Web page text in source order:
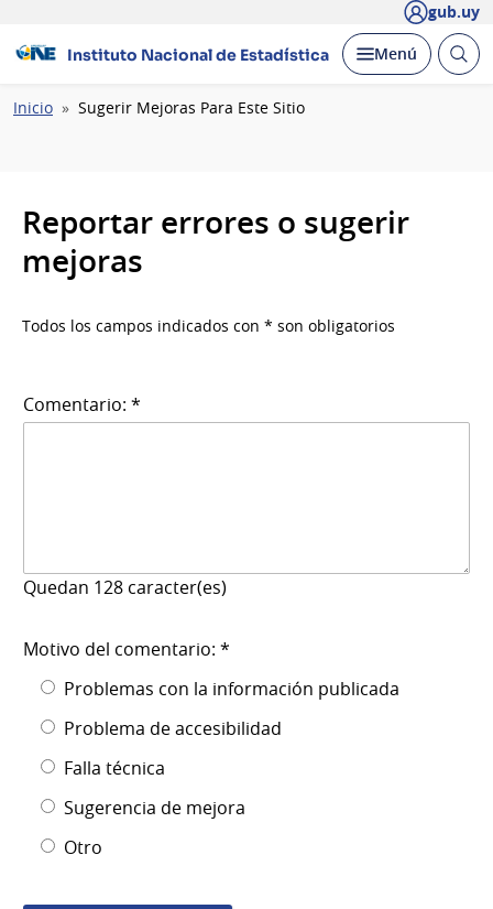
gub.uy
Instituto Nacional de Estadística Desplegar
Menú Abrir
Ruta
Inicio Sugerir Mejoras Para Este Sitio
Reportar errores o sugerir
mejoras
Todos los campos indicados con * son obligatorios
Comentario: *
Quedan 128 caracter(es)
Motivo del comentario: *
Problemas con la información publicada
Problema de accesibilidad
Falla técnica
Sugerencia de mejora
Otro